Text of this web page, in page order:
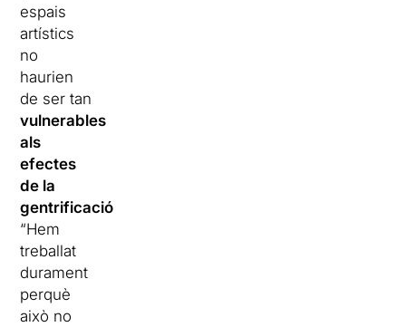
espais
artístics
no
haurien
de ser tan
vulnerables
als
efectes
de la
gentrificació
“Hem
treballat
durament
perquè
això no